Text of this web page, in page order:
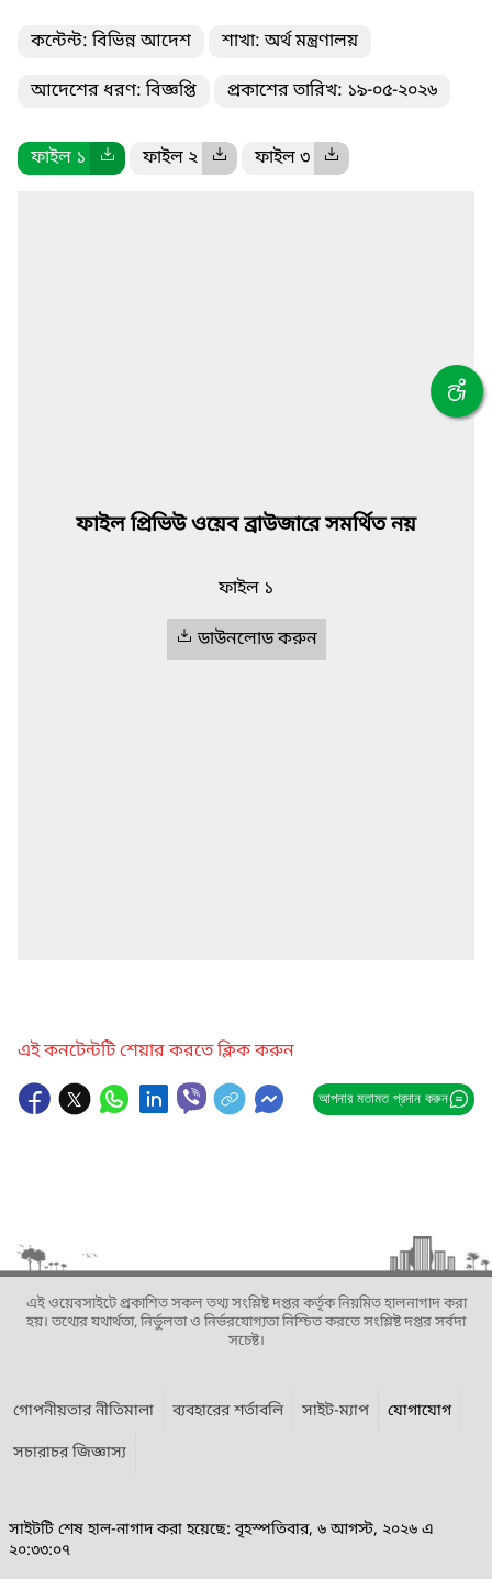
কন্টেন্ট: বিভিন্ন আদেশ শাখা: অর্থ মন্ত্রণালয়
আদেশের ধরণ: বিজ্ঞপ্তি প্রকাশের তারিখ: ১৯-০৫-২০২৬
ফাইল ১ ফাইল ২ ফাইল ৩
ফাইল প্রিভিউ ওয়েব ব্রাউজারে সমর্থিত নয়
ফাইল ১
ডাউনলোড করুন
এই কনটেন্টটি শেয়ার করতে ক্লিক করুন
আপনার মতামত প্রদান করুন
এই ওয়েবসাইটে প্রকাশিত সকল তথ্য সংশ্লিষ্ট দপ্তর কর্তৃক নিয়মিত হালনাগাদ করা
হয়। তথ্যের যথার্থতা, নির্ভুলতা ও নির্ভরযোগ্যতা নিশ্চিত করতে সংশ্লিষ্ট দপ্তর সর্বদা
সচেষ্ট।
গোপনীয়তার নীতিমালা ব্যবহারের শর্তাবলি সাইট-ম্যাপ
যোগাযোগ
সচারাচর জিজ্ঞাস্য
সাইটটি শেষ হাল-নাগাদ করা হয়েছে: বৃহস্পতিবার, ৬ আগস্ট, ২০২৬ এ
২০:৩৩:০৭